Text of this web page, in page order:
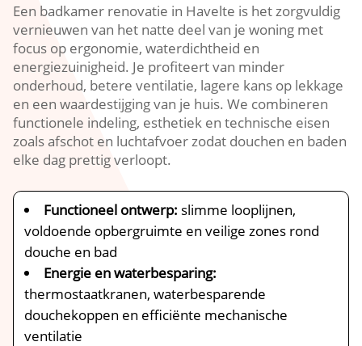
Een badkamer renovatie in Havelte is het zorgvuldig
vernieuwen van het natte deel van je woning met
focus op ergonomie, waterdichtheid en
energiezuinigheid. Je profiteert van minder
onderhoud, betere ventilatie, lagere kans op lekkage
en een waardestijging van je huis. We combineren
functionele indeling, esthetiek en technische eisen
zoals afschot en luchtafvoer zodat douchen en baden
elke dag prettig verloopt.
Functioneel ontwerp: slimme looplijnen,
voldoende opbergruimte en veilige zones rond
douche en bad
Energie en waterbesparing:
thermostaatkranen, waterbesparende
douchekoppen en efficiënte mechanische
ventilatie